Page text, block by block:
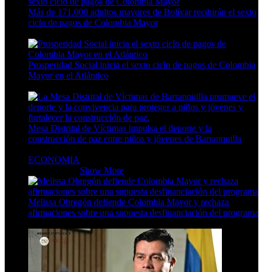
Más de 171.000 adultos mayores de Bolívar recibirán el sexto
ciclo de pagos de Colombia Mayor
Prosperidad Social inicia el sexto ciclo de pagos de Colombia
Mayor en el Atlántico
Mesa Distrital de Víctimas impulsa el deporte y la
construcción de paz entre niños y jóvenes de Barranquilla
ECONOMIA
Show More
Melissa Obregón defiende Colombia Mayor y rechaza
afirmaciones sobre una supuesta desfinanciación del programa